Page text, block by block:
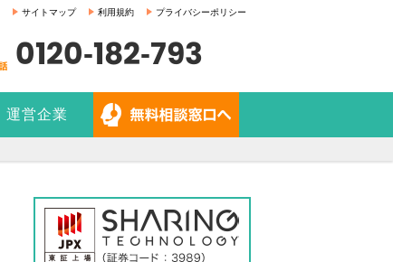
サイトマップ 利用規約 プライバシーポリシー
0120-182-793
運営企業